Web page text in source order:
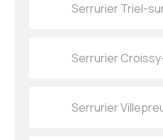
Serrurier Triel-
Serrurier
Serrurier